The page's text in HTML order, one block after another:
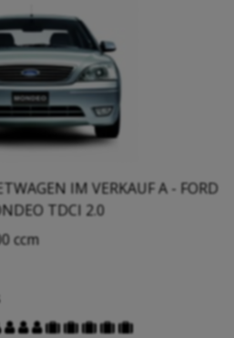
IM VERKAUF A - FORD
TDCI 2.0
ccm
       